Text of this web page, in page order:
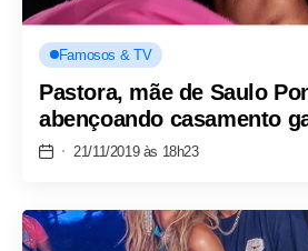
Famosos & TV
Pastora, mãe de Saulo
abençoando casamento
21/11/2019 às 18h23